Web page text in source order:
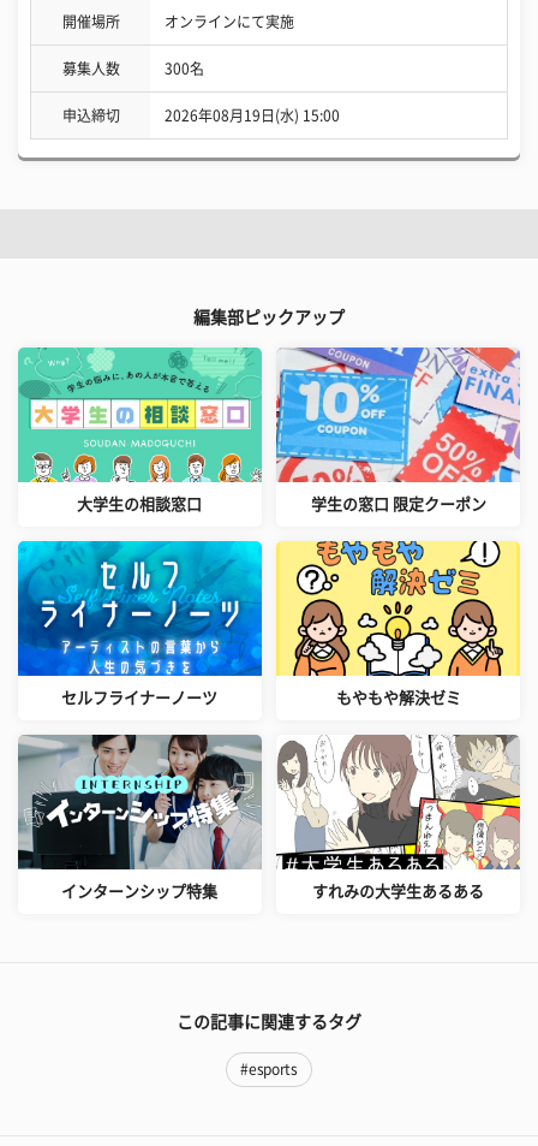
開催場所 オンラインにて実施
募集人数 300名
申込締切 2026年08月19日(水) 15:00
編集部ピックアップ
大学生の相談窓口 学生の窓口 限定クーポン
セルフライナーノーツ もやもや解決ゼミ
インターンシップ特集 すれみの大学生あるある
この記事に関連するタグ
#esports